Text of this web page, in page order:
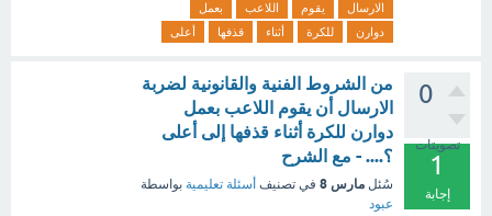
الارسال
يقوم اللاعب
بعمل
دوارن
للكرة أثناء قذفها أعلى
0
تصويتات
1
إجابة
من الشروط الفنية والقانونية لضربة
الارسال أن يقوم اللاعب بعمل
دوارن للكرة أثناء قذفها إلى أعلى
؟.... - مع الشرح
سُئل مارس 8 في تصنيف أسئلة تعليمية بواسطة
عبود